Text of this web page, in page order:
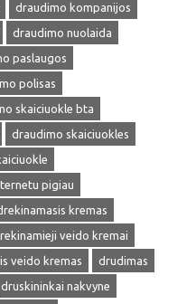
draudimo kompanijos
draudimo nuolaida
paslaugos
polisas
skaiciuokle bta
draudimo skaiciuokles
pigiau
kremas
veido kremai
veido kremas
drudimas
druskininkai nakvyne